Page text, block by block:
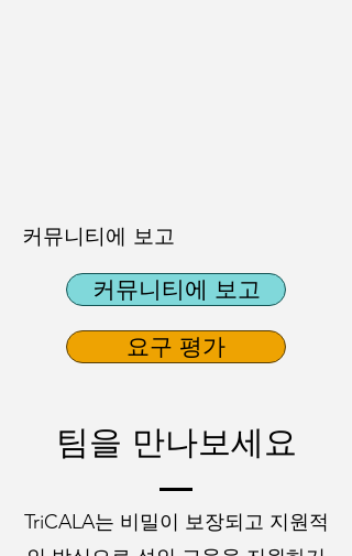
커뮤니티에 보고
커뮤니티에 보고
요구 평가
팀을 만나보세요
TriCALA는 비밀이 보장되고 지원적